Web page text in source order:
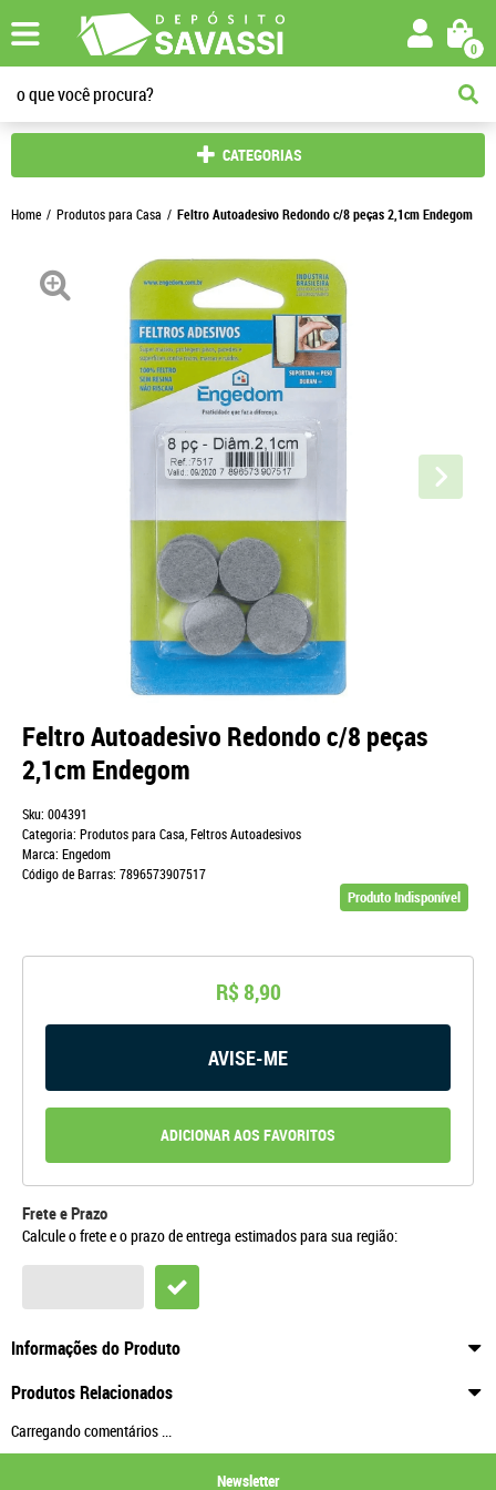
0
CATEGORIAS
Home Produtos para Casa Feltro Autoadesivo Redondo c/8 peças 2,1cm Endegom
Feltro Autoadesivo Redondo c/8 peças
2,1cm Endegom
Sku: 004391
Categoria: Produtos para Casa,Feltros Autoadesivos
Marca: Engedom
Código de Barras: 7896573907517
Produto Indisponível
R$ 8,90
AVISE-ME
ADICIONAR AOS FAVORITOS
Frete e Prazo
Calcule o frete e o prazo de entrega estimados para sua região:
Informações do Produto
Produtos Relacionados
Carregando comentários ...
Newsletter